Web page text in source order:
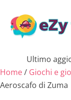
Ultimo
Home/ Giochi e
Aeroscafo di Zuma